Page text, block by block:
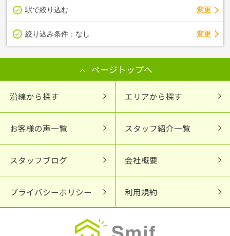
駅で絞り込む 変更
絞り込み条件： なし 変更
ページトップへ
沿線から探す エリアから探す
お客様の声一覧 スタッフ紹介一覧
スタッフブログ 会社概要
プライバシーポリシー 利用規約